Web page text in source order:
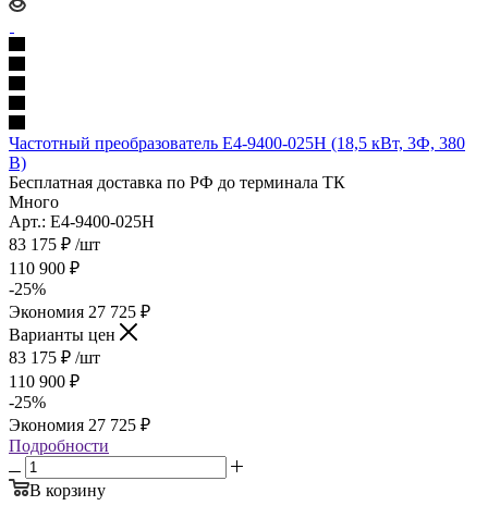
Частотный преобразователь E4-9400-025H (18,5 кВт, 3Ф, 380
В)
Бесплатная доставка по РФ до терминала ТК
Много
Арт.: E4-9400-025H
83 175 ₽ /шт
110 900 ₽
-25%
Экономия 27 725 ₽
Варианты цен
83 175 ₽ /шт
110 900 ₽
-25%
Экономия 27 725 ₽
Подробности
В корзину